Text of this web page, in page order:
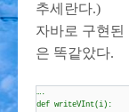
추세란다.)
자바로 구현된
은 똑같았다.
….
def writeVInt(i):